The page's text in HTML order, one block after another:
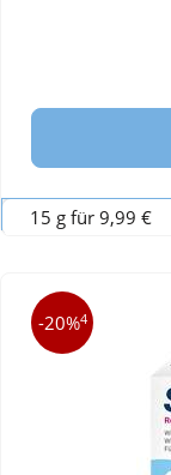
15 g für 9,99 €
-20%4